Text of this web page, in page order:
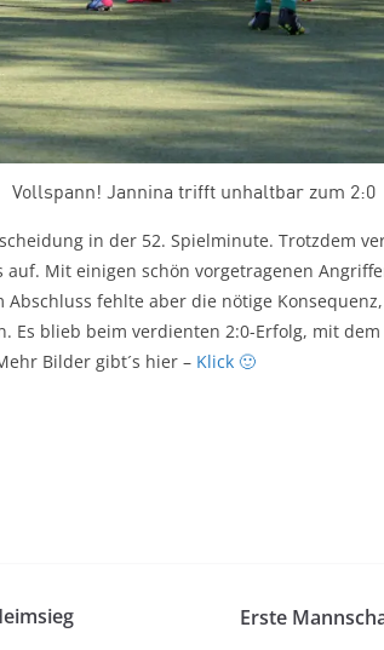
Vollspann! Jannina trifft unhaltbar zum 2:0
in der 52. Spielminute. Trotzdem
auf. Mit einigen schön vorgetragenen
Abschluss fehlte aber die nötige
Es blieb beim verdienten 2:0-Erfolg, mit
Bilder gibt´s hier – Klick 🙂
Erste